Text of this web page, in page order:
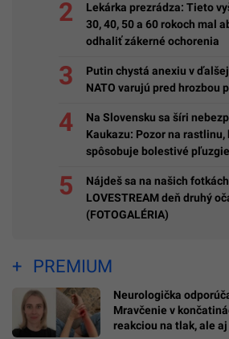
Lekárka prezrádza: Tieto
30, 40, 50 a 60 rokoch mal
odhaliť zákerné ochorenia
Putin chystá anexiu v
NATO varujú pred hrozbou
Na Slovensku sa šíri
Kaukazu: Pozor na
spôsobuje bolestivé
Nájdeš sa na našich
LOVESTREAM deň druhý
(FOTOGALÉRIA)
PREMIUM
Neurologička
Mravčenie v
reakciou na tlak, ale